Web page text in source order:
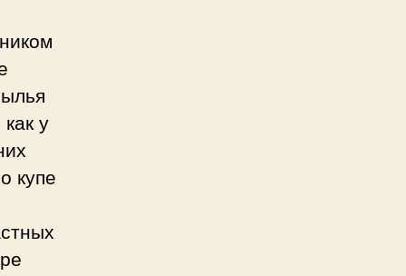
у
купе